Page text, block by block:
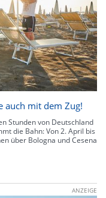
auch mit dem Zug!
Stunden von Deutschland
die Bahn: Von 2. April bis
über Bologna und Cesena
ANZEIGE